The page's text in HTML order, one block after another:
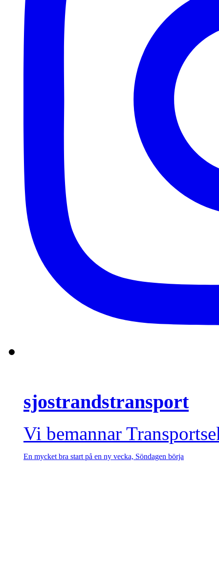
sjostrandstransport
Vi bemannar
En mycket bra start på en ny vecka, Söndagen börja